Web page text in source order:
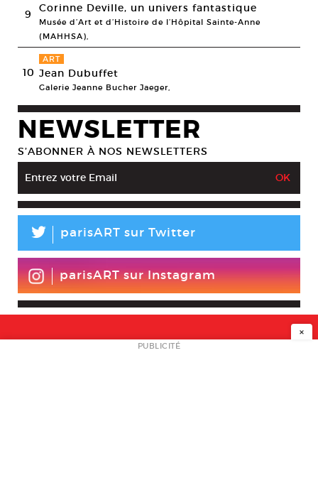
9 Corinne Deville, un univers fantastique
Musée d’Art et d’Histoire de l’Hôpital Sainte-Anne
(MAHHSA),
10
ART
Jean Dubuffet
Galerie Jeanne Bucher Jaeger,
NEWSLETTER
S’ABONNER À NOS NEWSLETTERS
L parisART sur Twitter
parisART sur Instagram
NEWSLETTER
×
PUBLICITÉ